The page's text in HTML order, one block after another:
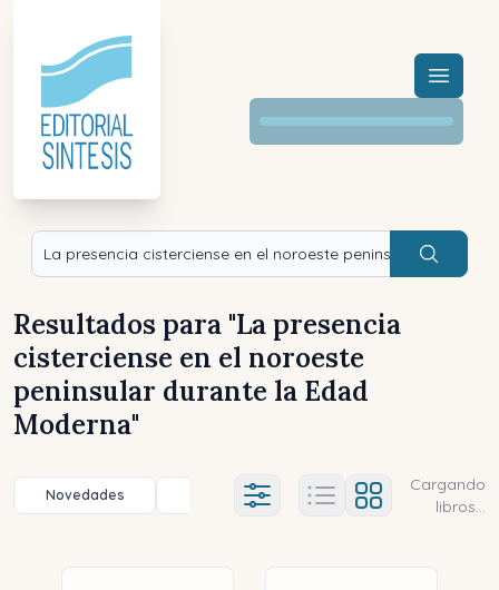
Menú
Buscar
Resultados para "La presencia
cisterciense en el noroeste
peninsular durante la Edad
Moderna"
Novedades Título (a-z) Título (z-a)
Ajustes abierto
Cargando
libros...